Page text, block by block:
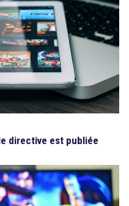
directive est publiée